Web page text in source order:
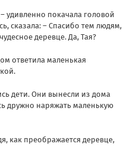
удивленно покачала головой
сказала: – Спасибо тем людям,
деревце. Да, Тая?
ответила маленькая
дети. Они вынесли из дома
дружно наряжать маленькую
как преображается деревце,